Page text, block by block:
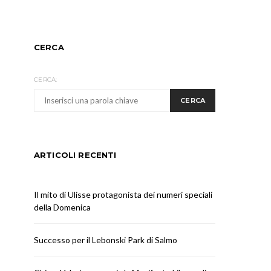
CERCA
CERCA:
CERCA
ARTICOLI RECENTI
Il mito di Ulisse protagonista dei numeri speciali
della Domenica
Successo per il Lebonski Park di Salmo